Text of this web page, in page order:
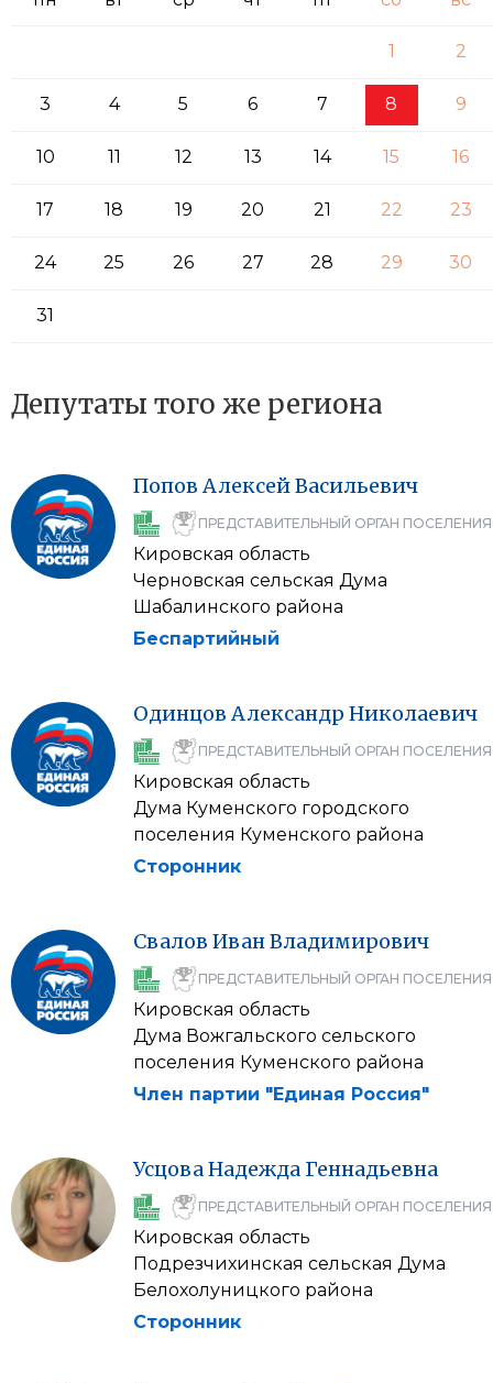
1 2
3 4 5 6 7 8 9
10 11 12 13 14 15 16
17 18 19 20 21 22 23
24 25 26 27 28 29 30
31
Депутаты того же региона
Попов АлексейВасильевич
ПРЕДСТАВИТЕЛЬНЫЙ ОРГАН ПОСЕЛЕНИЯ
Кировская область
Черновская сельская Дума
Шабалинского района
Беспартийный
Одинцов Александр Николаевич
ПРЕДСТАВИТЕЛЬНЫЙ ОРГАН ПОСЕЛЕНИЯ
Кировская область
Дума Куменского городского
поселения Куменского района
Сторонник
Свалов ИванВладимирович
ПРЕДСТАВИТЕЛЬНЫЙ ОРГАН ПОСЕЛЕНИЯ
Кировская область
Дума Вожгальского сельского
поселения Куменского района
Член партии "Единая Россия"
УсцоваНадежда Геннадьевна
ПРЕДСТАВИТЕЛЬНЫЙ ОРГАН ПОСЕЛЕНИЯ
Кировская область
Подрезчихинская сельская Дума
Белохолуницкого района
Сторонник